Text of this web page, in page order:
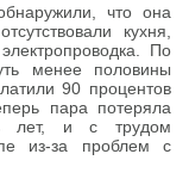
что она
кухня,
По
менее половины
90 процентов
пара потеряла
лет, и с трудом
из-за проблем с